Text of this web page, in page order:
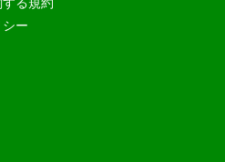
る規約
ー